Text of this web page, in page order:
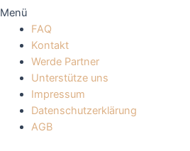
Menü
FAQ
Kontakt
Werde Partner
Unterstütze uns
Impressum
Datenschutzerklärung
AGB